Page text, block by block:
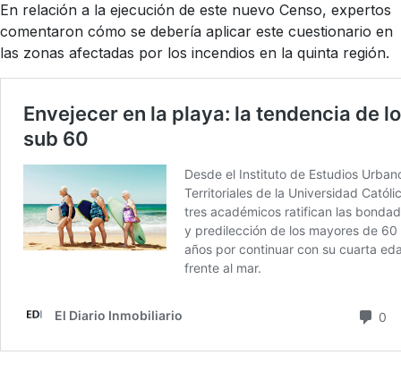
En relación a la ejecución de este nuevo Censo, expertos
comentaron cómo se debería aplicar este cuestionario en
las zonas afectadas por los incendios en la quinta región.